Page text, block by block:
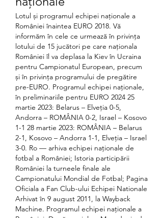
Lotul și programul echipei naționale a
României înaintea EURO 2018. Vă
informăm în cele ce urmează în privința
lotului de 15 jucători pe care naționala
României îl va deplasa la Kiev în Ucraina
pentru Campionatul European, precum
și în privința programului de pregătire
pre-EURO. Programul echipei naționale,
în preliminariile pentru EURO 2024 25
martie 2023: Belarus – Elveția 0-5,
Andorra – ROMÂNIA 0-2, Israel – Kosovo
1-1 28 martie 2023: ROMÂNIA – Belarus
2-1, Kosovo – Andorra 1-1, Elveția – Israel
3-0. Ro — arhiva echipei naționale de
fotbal a României; Istoria participării
României la turneele finale ale
Campionatului Mondial de Fotbal; Pagina
Oficiala a Fan Club-ului Echipei Nationale
Arhivat în 9 august 2011, la Wayback
Machine. Programul echipei naționale a